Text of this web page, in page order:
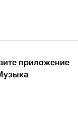
приложение